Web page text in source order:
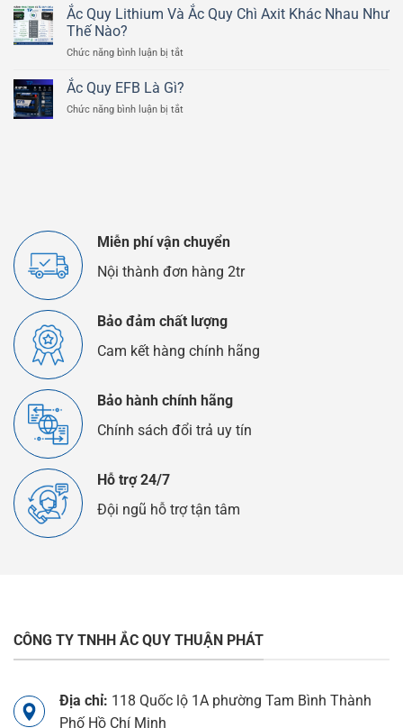
Axit
Ducati
Scrambler
Tạo
Chi
Của
Ắc
Ô
Ắc Quy Lithium Và Ắc Quy Chì Axit Khác Nhau Như
Thế Nào?
Chức năng bình luận bị tắt
Quy
Và
Thế
Ắc Quy EFB Là Gì?
Chức năng bình luận bị tắt
Miễn phí vận chuyển
Nội thành đơn hàng 2tr
Bảo đảm chất lượng
Cam kết hàng chính hãng
Bảo hành chính hãng
Chính sách đổi trả uy tín
Hỗ trợ 24/7
Đội ngũ hỗ trợ tận tâm
CÔNG TY TNHH ẮC QUY THUẬN PHÁT
Địa chỉ: 118 Quốc lộ 1A phường Tam Bình Thành
Phố Hồ Chí Minh